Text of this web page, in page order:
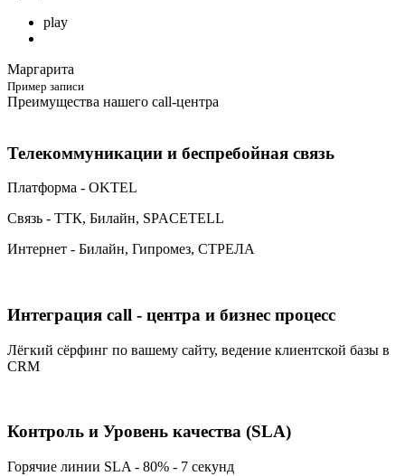
play
Маргарита
Пример записи
Преимущества нашего call-центра
Телекоммуникации и беспребойная связь
Платформа - OKTEL
Связь - ТТК, Билайн, SPACETELL
Интернет - Билайн, Гипромез, СТРЕЛА
Интеграция call - центра и бизнес процесс
Лёгкий сёрфинг по вашему сайту, ведение клиентской базы в
CRM
Контроль и Уровень качества (SLA)
Горячие линии SLA - 80% - 7 секунд